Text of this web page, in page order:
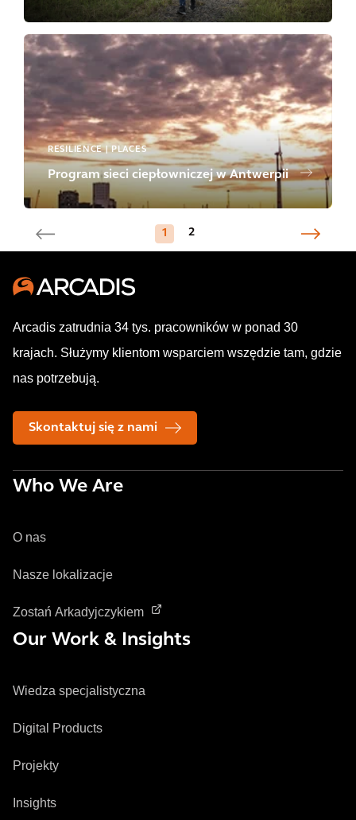
RESILIENCE | PLACES
Program sieci ciepłowniczej w Antwerpii
1 2
Arcadis zatrudnia 34 tys. pracowników w ponad 30
krajach. Służymy klientom wsparciem wszędzie tam, gdzie
nas potrzebują.
Skontaktuj się z nami
Who We Are
O nas
Nasze lokalizacje
Zostań Arkadyjczykiem
Our Work & Insights
Wiedza specjalistyczna
Digital Products
Projekty
Insights